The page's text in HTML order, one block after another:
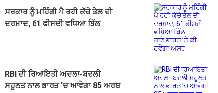
ਸਰਕਾਰ ਨੂੰ ਮਹਿੰਗੀ ਪੈ ਰਹੀ ਕੱਚੇ ਤੇਲ ਦੀ
ਦਰਮਾਦ, 61 ਫੀਸਦੀ ਵਧਿਆ ਬਿੱਲ
RBI ਦੀ ਰਿਆਇਤੀ ਅਦਲਾ-ਬਦਲੀ
ਸਹੂਲਤ ਨਾਲ ਭਾਰਤ ’ਚ ਆਵੇਗਾ 85 ਅਰਬ